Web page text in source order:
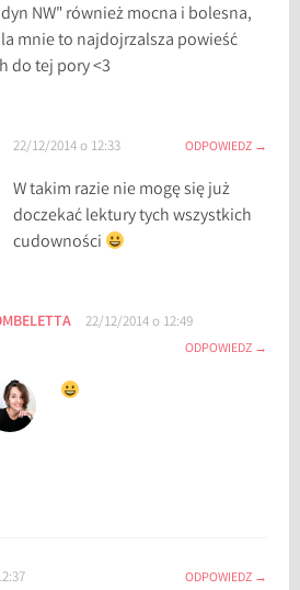
NW" również mocna i bolesna,
mnie to najdojrzalsza powieść
do tej pory <3
22/12/2014 o 12:33 ODPOWIEDZ
W takim razie nie mogę się już
doczekać lektury tych wszystkich
cudowności
22/12/2014 o 12:49
ODPOWIEDZ
ODPOWIEDZ